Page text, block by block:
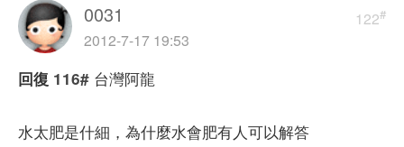
122#
0031
2012-7-17 19:53
回復 116# 台灣阿龍
水太肥是什細，為什麼水會肥有人可以解答